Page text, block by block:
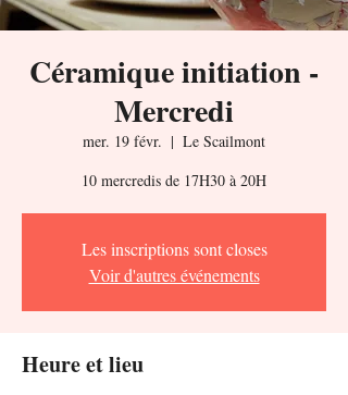
Céramique initiation -
Mercredi
mer. 19 févr.
  |
Le Scailmont
10 mercredis de 17H30 à 20H
Les inscriptions sont closes
Voir d'autres événements
Heure et lieu